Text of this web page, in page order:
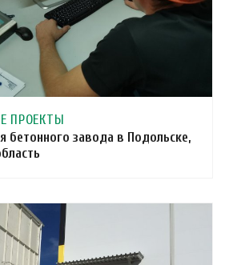
ПРОЕКТЫ
бетонного завода в Подольске,